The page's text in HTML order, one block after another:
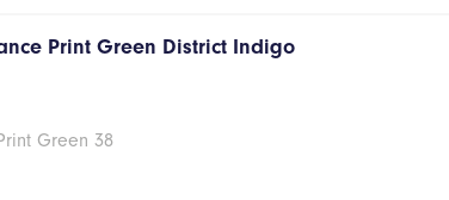
Print Green District Indigo
Green 38